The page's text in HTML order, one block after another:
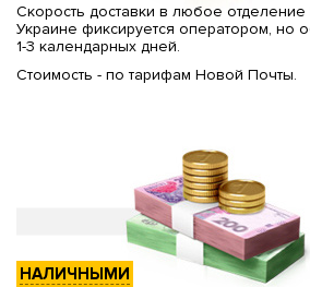
Скорость доставки в любое
Украине фиксируется оператором, но
1-3 календарных дней.
Стоимость - по тарифам Новой Почты.
НАЛИЧНЫМИ